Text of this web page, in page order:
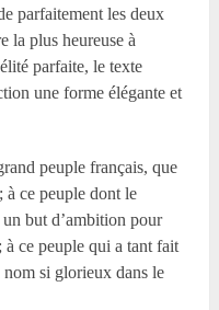
parfaitement les deux
la plus heureuse à
parfaite, le texte
une forme élégante et
peuple français, que
à ce peuple dont le
but d’ambition pour
ce peuple qui a tant fait
si glorieux dans le